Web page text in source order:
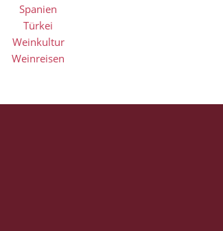
Spanien
Türkei
Weinkultur
Weinreisen